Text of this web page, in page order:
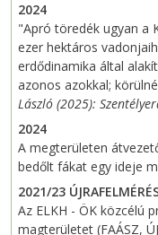
2024
"Apró töredék ugyan a
ezer hektáros
erdődinamika által
azonos azokkal;
László (2025):
2024
A megterületen
bedőlt fákat egy ideje
2021/23
Az ELKH - ÖK közcélú
magterületet (FAÁSZ,